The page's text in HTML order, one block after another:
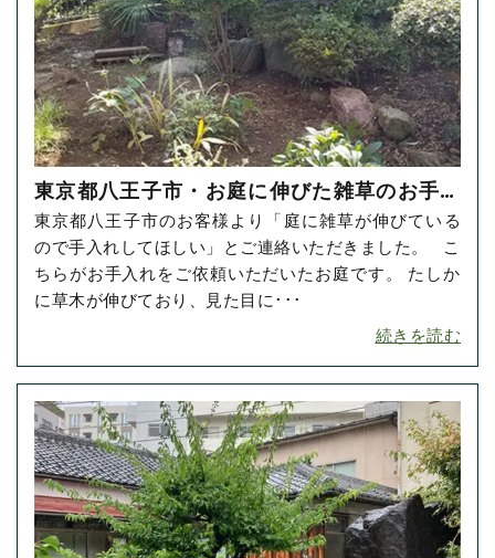
東京都八王子市・お庭に伸びた雑草のお手入
れをご依頼いただきました！
東京都八王子市のお客様より「庭に雑草が伸びている
ので手入れしてほしい」とご連絡いただきました。 こ
ちらがお手入れをご依頼いただいたお庭です。 たしか
に草木が伸びており、見た目に･･･
続きを読む